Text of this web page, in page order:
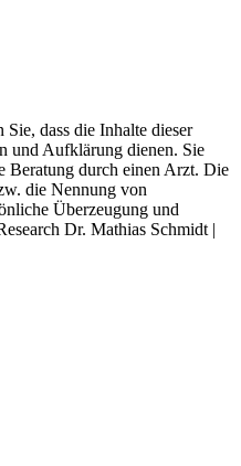
dass die Inhalte dieser
und Aufklärung dienen. Sie
Beratung durch einen Arzt. Die
die Nennung von
Überzeugung und
Dr. Mathias Schmidt |